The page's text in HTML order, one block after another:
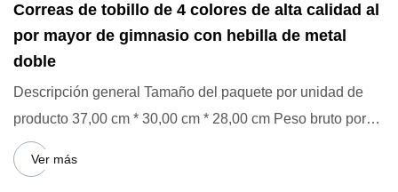
Correas de tobillo de 4 colores de alta calidad al
por mayor de gimnasio con hebilla de metal
doble
Descripción general Tamaño del paquete por unidad de
producto 37,00 cm * 30,00 cm * 28,00 cm Peso bruto por
unidad de pr
Ver más